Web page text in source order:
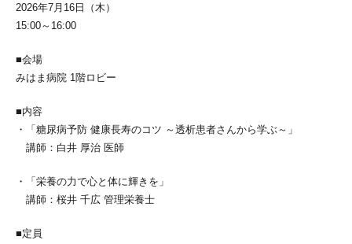
2026年7月16日（木）
15:00～16:00
■会場
みはま病院 1階ロビー
■内容
・「糖尿病予防 健康長寿のコツ ～透析患者さんから学ぶ～」
講師：白井 厚治 医師
・「栄養の力で心と体に輝きを」
講師：桜井 千広 管理栄養士
■定員